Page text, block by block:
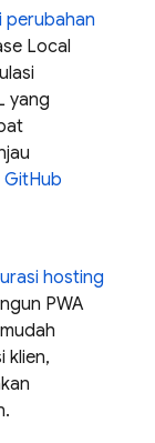
perubahan
Local
yang
hosting
PWA
klien,